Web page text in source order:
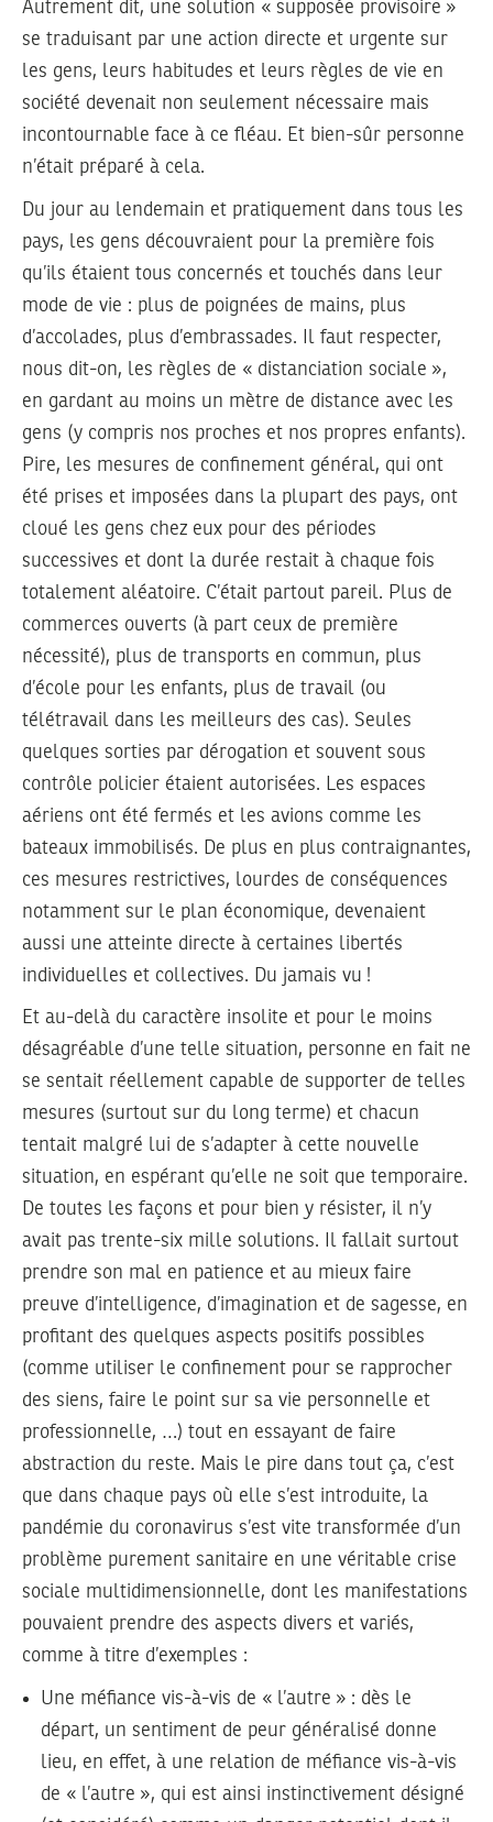
Autrement dit, une solution « supposée provisoire »
se traduisant par une action directe et urgente sur
les gens, leurs habitudes et leurs règles de vie en
société devenait non seulement nécessaire mais
incontournable face à ce fléau. Et bien-sûr personne
n’était préparé à cela.
Du jour au lendemain et pratiquement dans tous les
pays, les gens découvraient pour la première fois
qu’ils étaient tous concernés et touchés dans leur
mode de vie : plus de poignées de mains, plus
d’accolades, plus d’embrassades. Il faut respecter,
nous dit-on, les règles de « distanciation sociale »,
en gardant au moins un mètre de distance avec les
gens (y compris nos proches et nos propres enfants).
Pire, les mesures de confinement général, qui ont
été prises et imposées dans la plupart des pays, ont
cloué les gens chez eux pour des périodes
successives et dont la durée restait à chaque fois
totalement aléatoire. C’était partout pareil. Plus de
commerces ouverts (à part ceux de première
nécessité), plus de transports en commun, plus
d’école pour les enfants, plus de travail (ou
télétravail dans les meilleurs des cas). Seules
quelques sorties par dérogation et souvent sous
contrôle policier étaient autorisées. Les espaces
aériens ont été fermés et les avions comme les
bateaux immobilisés. De plus en plus contraignantes,
ces mesures restrictives, lourdes de conséquences
notamment sur le plan économique, devenaient
aussi une atteinte directe à certaines libertés
individuelles et collectives. Du jamais vu !
Et au-delà du caractère insolite et pour le moins
désagréable d’une telle situation, personne en fait ne
se sentait réellement capable de supporter de telles
mesures (surtout sur du long terme) et chacun
tentait malgré lui de s’adapter à cette nouvelle
situation, en espérant qu’elle ne soit que temporaire.
De toutes les façons et pour bien y résister, il n’y
avait pas trente-six mille solutions. Il fallait surtout
prendre son mal en patience et au mieux faire
preuve d’intelligence, d’imagination et de sagesse, en
profitant des quelques aspects positifs possibles
(comme utiliser le confinement pour se rapprocher
des siens, faire le point sur sa vie personnelle et
professionnelle, …) tout en essayant de faire
abstraction du reste. Mais le pire dans tout ça, c’est
que dans chaque pays où elle s’est introduite, la
pandémie du coronavirus s’est vite transformée d’un
problème purement sanitaire en une véritable crise
sociale multidimensionnelle, dont les manifestations
pouvaient prendre des aspects divers et variés,
comme à titre d’exemples :
Une méfiance vis-à-vis de « l’autre » : dès le
départ, un sentiment de peur généralisé donne
lieu, en effet, à une relation de méfiance vis-à-vis
de « l’autre », qui est ainsi instinctivement désigné